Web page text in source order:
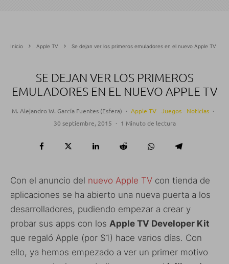
Inicio Apple TV Se dejan ver los primeros emuladores en el nuevo Apple TV
SE DEJAN VER LOS PRIMEROS
EMULADORES EN EL NUEVO APPLE TV
M. Alejandro W. García Fuentes (Esfera) · Apple TV Juegos Noticias ·
30 septiembre, 2015 · 1 Minuto de lectura
Con el anuncio del nuevo Apple TV con tienda de
aplicaciones se ha abierto una nueva puerta a los
desarrolladores, pudiendo empezar a crear y
probar sus apps con los Apple TV Developer Kit
que regaló Apple (por $1) hace varios días. Con
ello, ya hemos empezado a ver un primer motivo